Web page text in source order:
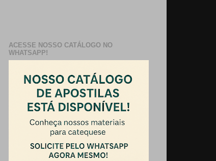
ACESSE NOSSO CATÁLOGO NO
WHATSAPP!